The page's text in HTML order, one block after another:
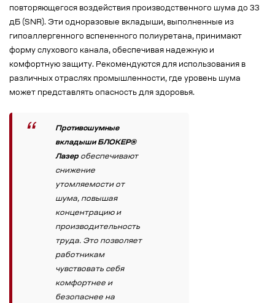
повторяющегося воздействия производственного шума до 33
дБ (SNR). Эти одноразовые вкладыши, выполненные из
гипоаллергенного вспененного полиуретана, принимают
форму слухового канала, обеспечивая надежную и
комфортную защиту. Рекомендуются для использования в
различных отраслях промышленности, где уровень шума
может представлять опасность для здоровья.
Противошумные
вкладыши БЛОКЕР®
Лазер обеспечивают
снижение
утомляемости от
шума, повышая
концентрацию и
производительность
труда. Это позволяет
работникам
чувствовать себя
комфортнее и
безопаснее на